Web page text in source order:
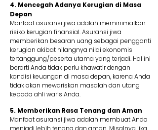
4. Mencegah Adanya Kerugian di Masa
Depan
Manfaat asuransi jiwa adalah meminimalkan
risiko kerugian finansial. Asuransi jiwa
memberikan besaran uang sebagai pengganti
kerugian akibat hilangnya nilai ekonomis
tertanggung/peserta utama yang terjadi. Hal ini
berarti Anda tidak perlu khawatir dengan
kondisi keuangan di masa depan, karena Anda
tidak akan mewariskan masalah dan utang
kepada ahli waris Anda.
5. Memberikan Rasa Tenang dan Aman
Manfaat asuransi jiwa adalah membuat Anda
menjadi lebih tenang dan aman. Misalnya jika